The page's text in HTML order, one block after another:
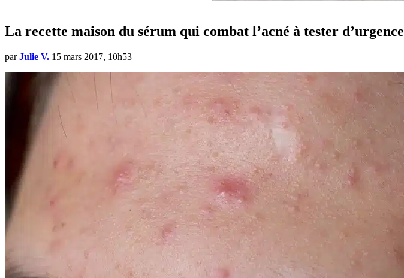
La recette maison du sérum qui combat l’acné à tester d’urgence
par Julie V. 15 mars 2017, 10h53